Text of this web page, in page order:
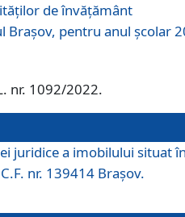
de învăţământ
Braşov, pentru anul școlar
nr. 1092/2022.
juridice a imobilului situat
nr. 139414 Brașov.